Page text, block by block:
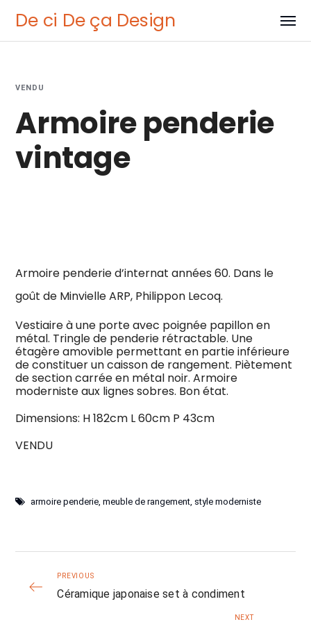
De ci De ça Design
VENDU
Armoire penderie
vintage
Armoire penderie d’internat années 60. Dans le
goût de Minvielle ARP, Philippon Lecoq.
Vestiaire à une porte avec poignée papillon en
métal. Tringle de penderie rétractable. Une
étagère amovible permettant en partie inférieure
de constituer un caisson de rangement. Piètement
de section carrée en métal noir. Armoire
moderniste aux lignes sobres. Bon état.
Dimensions: H 182cm L 60cm P 43cm
VENDU
armoire penderie,meuble de rangement, style moderniste
PREVIOUS
Céramique japonaise set à condiment
NEXT